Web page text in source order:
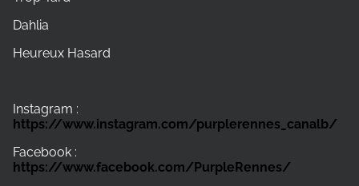
Dahlia
Heureux Hasard
Instagram :
https://www.instagram.com/purplerennes_canalb/
Facebook :
https://www.facebook.com/PurpleRennes/